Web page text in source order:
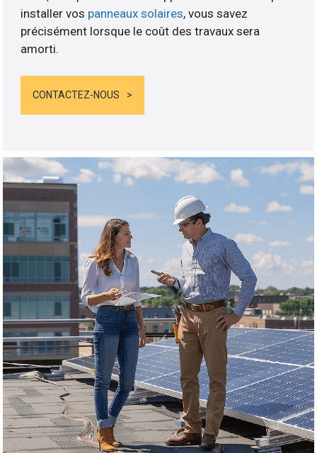
installer vos panneaux solaires, vous savez
précisément lorsque le coût des travaux sera
amorti.
CONTACTEZ-NOUS